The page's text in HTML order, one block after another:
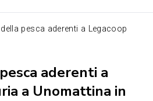
pesca aderenti a Legacoop
aderenti a
a Unomattina in